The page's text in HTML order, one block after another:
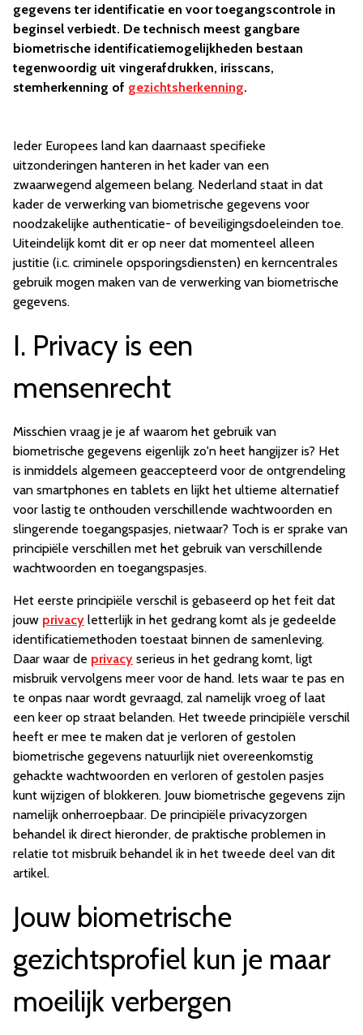
gegevens ter identificatie en voor toegangscontrole in
beginsel verbiedt. De technisch meest gangbare
biometrische identificatiemogelijkheden bestaan
tegenwoordig uit vingerafdrukken, irisscans,
stemherkenning of gezichtsherkenning.
Ieder Europees land kan daarnaast specifieke
uitzonderingen hanteren in het kader van een
zwaarwegend algemeen belang. Nederland staat in dat
kader de verwerking van biometrische gegevens voor
noodzakelijke authenticatie- of beveiligingsdoeleinden toe.
Uiteindelijk komt dit er op neer dat momenteel alleen
justitie (i.c. criminele opsporingsdiensten) en kerncentrales
gebruik mogen maken van de verwerking van biometrische
gegevens.
I. Privacy is een
mensenrecht
Misschien vraag je je af waarom het gebruik van
biometrische gegevens eigenlijk zo'n heet hangijzer is? Het
is inmiddels algemeen geaccepteerd voor de ontgrendeling
van smartphones en tablets en lijkt het ultieme alternatief
voor lastig te onthouden verschillende wachtwoorden en
slingerende toegangspasjes, nietwaar? Toch is er sprake van
principiële verschillen met het gebruik van verschillende
wachtwoorden en toegangspasjes.
Het eerste principiële verschil is gebaseerd op het feit dat
jouw privacy letterlijk in het gedrang komt als je gedeelde
identificatiemethoden toestaat binnen de samenleving.
Daar waar de privacy serieus in het gedrang komt, ligt
misbruik vervolgens meer voor de hand. Iets waar te pas en
te onpas naar wordt gevraagd, zal namelijk vroeg of laat
een keer op straat belanden. Het tweede principiële verschil
heeft er mee te maken dat je verloren of gestolen
biometrische gegevens natuurlijk niet overeenkomstig
gehackte wachtwoorden en verloren of gestolen pasjes
kunt wijzigen of blokkeren. Jouw biometrische gegevens zijn
namelijk onherroepbaar. De principiële privacyzorgen
behandel ik direct hieronder, de praktische problemen in
relatie tot misbruik behandel ik in het tweede deel van dit
artikel.
Jouw biometrische
gezichtsprofiel kun je maar
moeilijk verbergen